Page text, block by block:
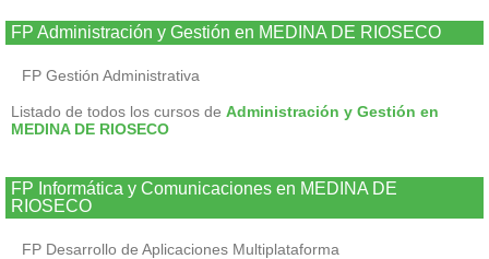
FP Administración y Gestión en MEDINA DE RIOSECO
FP Gestión Administrativa
Listado de todos los cursos de Administración y Gestión en
MEDINA DE RIOSECO
FP Informática y Comunicaciones en MEDINA DE
RIOSECO
FP Desarrollo de Aplicaciones Multiplataforma